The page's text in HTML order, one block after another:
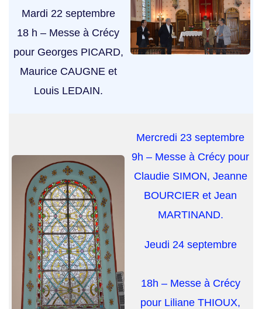
Mardi 22 septembre
18 h – Messe à Crécy
pour Georges PICARD,
Maurice CAUGNE et
Louis LEDAIN.
Mercredi 23 septembre
9h – Messe à Crécy pour
Claudie SIMON, Jeanne
BOURCIER et Jean
MARTINAND.
Jeudi 24 septembre
18h – Messe à Crécy
pour Liliane THIOUX,